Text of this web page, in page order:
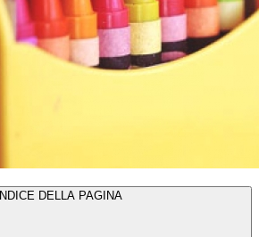
INDICE DELLA PAGINA